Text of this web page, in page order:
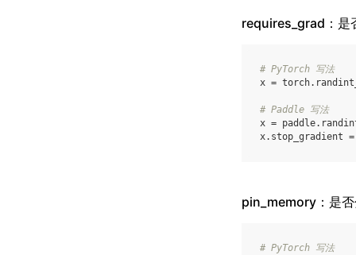
requires_grad：是
# PyTorch 写法
x = torch.
# Paddle 写法
x = paddle.
x. stop_gradient =
pin_memory：是
# PyTorch 写法